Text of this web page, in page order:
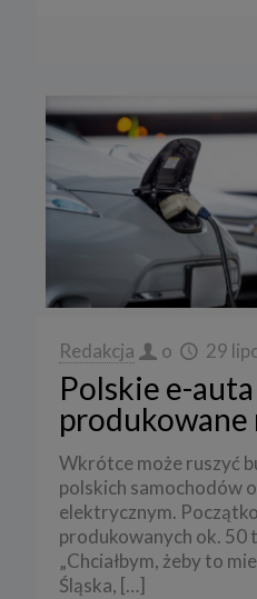
Redakcja o 29
Polskie e-
produkowane
Wkrótce może ruszyć
polskich samochodów
elektrycznym.
produkowanych ok. 50
„Chciałbym, żeby to
Śląska, […]